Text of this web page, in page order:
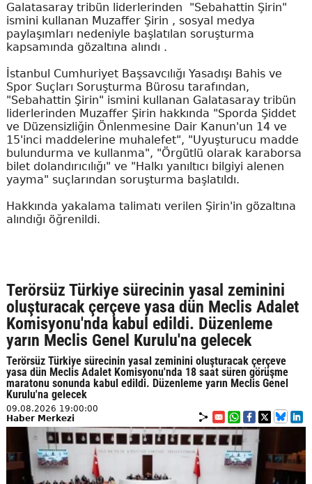
Galatasaray tribün liderlerinden "Sebahattin Şirin"
ismini kullanan Muzaffer Şirin , sosyal medya
paylaşımları nedeniyle başlatılan soruşturma
kapsamında gözaltına alındı .
İstanbul Cumhuriyet Başsavcılığı Yasadışı Bahis ve
Spor Suçları Soruşturma Bürosu tarafından,
"Sebahattin Şirin" ismini kullanan Galatasaray tribün
liderlerinden Muzaffer Şirin hakkında "Sporda Şiddet
ve Düzensizliğin Önlenmesine Dair Kanun'un 14 ve
15'inci maddelerine muhalefet", "Uyuşturucu madde
bulundurma ve kullanma", "Örgütlü olarak karaborsa
bilet dolandırıcılığı" ve "Halkı yanıltıcı bilgiyi alenen
yayma" suçlarından soruşturma başlatıldı.
Hakkında yakalama talimatı verilen Şirin'in gözaltına
alındığı öğrenildi.
Terörsüz Türkiye sürecinin yasal zeminini
oluşturacak çerçeve yasa dün Meclis Adalet
Komisyonu'nda kabul edildi. Düzenleme
yarın Meclis Genel Kurulu'na gelecek
Terörsüz Türkiye sürecinin yasal zeminini oluşturacak çerçeve
yasa dün Meclis Adalet Komisyonu'nda 18 saat süren görüşme
maratonu sonunda kabul edildi. Düzenleme yarın Meclis Genel
Kurulu'na gelecek
09.08.2026 19:00:00
Haber Merkezi